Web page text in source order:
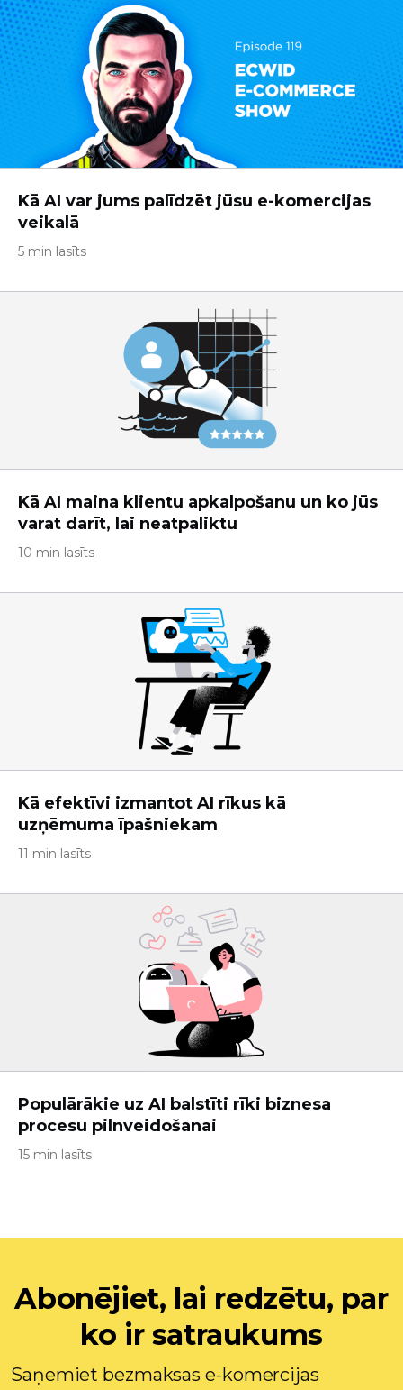
Kā AI var jums palīdzēt jūsu e-komercijas
veikalā
5 min lasīts
Kā AI maina klientu apkalpošanu un ko jūs
varat darīt, lai neatpaliktu
10 min lasīts
Kā efektīvi izmantot AI rīkus kā
uzņēmuma īpašniekam
11 min lasīts
Populārākie uz AI balstīti rīki biznesa
procesu pilnveidošanai
15 min lasīts
Abonējiet, lai redzētu, par
ko ir satraukums
Saņemiet bezmaksas e-komercijas